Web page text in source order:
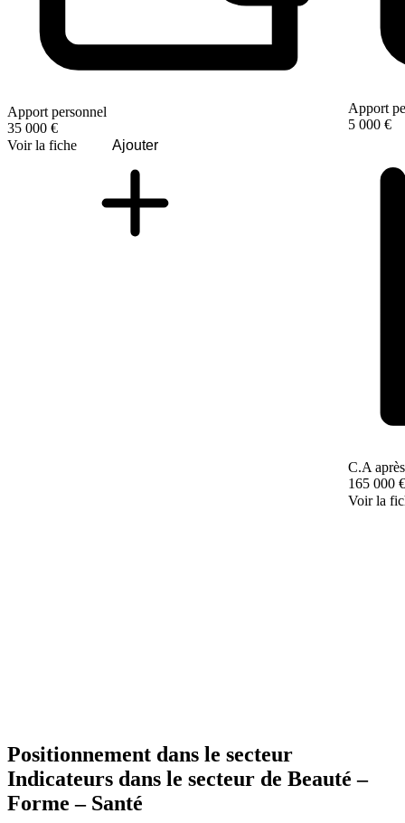
Apport personnel
35 000 €
Voir la fiche
Ajouter
Apport
5 000 €
C.A
165 000 €
Voir la
Positionnement dans le secteur
Indicateurs dans le secteur de Beauté –
Forme – Santé